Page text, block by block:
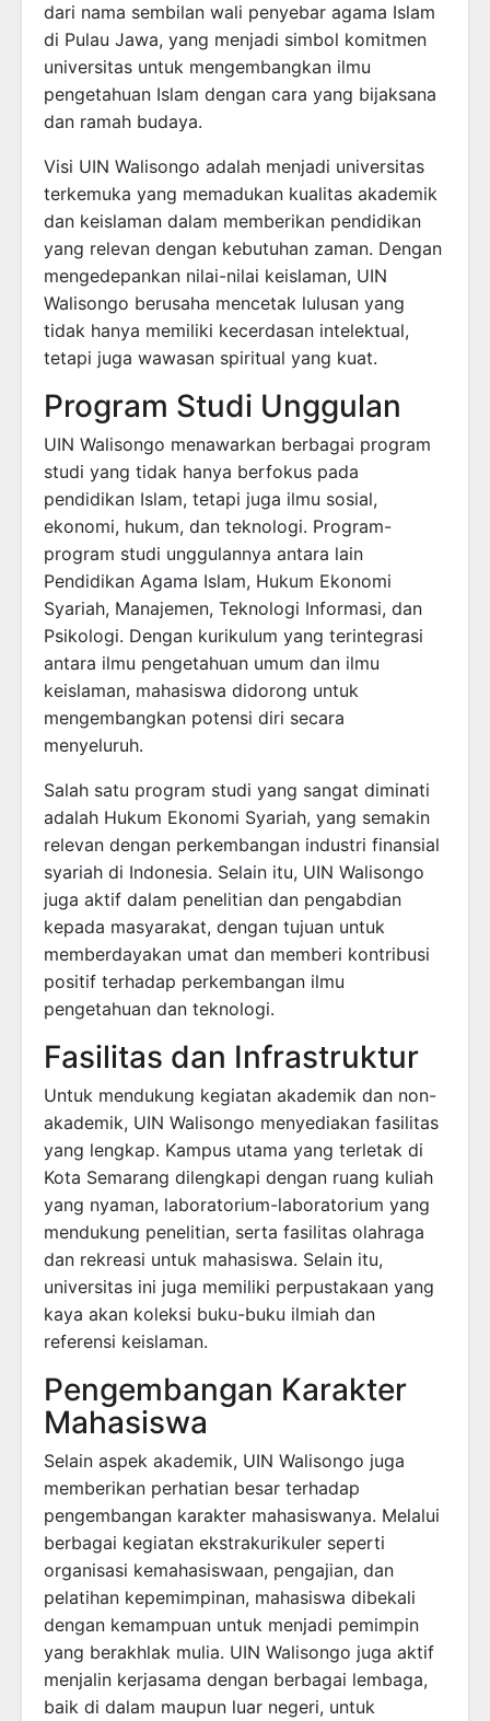
dari nama sembilan wali penyebar agama Islam
di Pulau Jawa, yang menjadi simbol komitmen
universitas untuk mengembangkan ilmu
pengetahuan Islam dengan cara yang bijaksana
dan ramah budaya.
Visi UIN Walisongo adalah menjadi universitas
terkemuka yang memadukan kualitas akademik
dan keislaman dalam memberikan pendidikan
yang relevan dengan kebutuhan zaman. Dengan
mengedepankan nilai-nilai keislaman, UIN
Walisongo berusaha mencetak lulusan yang
tidak hanya memiliki kecerdasan intelektual,
tetapi juga wawasan spiritual yang kuat.
Program Studi Unggulan
UIN Walisongo menawarkan berbagai program
studi yang tidak hanya berfokus pada
pendidikan Islam, tetapi juga ilmu sosial,
ekonomi, hukum, dan teknologi. Program-
program studi unggulannya antara lain
Pendidikan Agama Islam, Hukum Ekonomi
Syariah, Manajemen, Teknologi Informasi, dan
Psikologi. Dengan kurikulum yang terintegrasi
antara ilmu pengetahuan umum dan ilmu
keislaman, mahasiswa didorong untuk
mengembangkan potensi diri secara
menyeluruh.
Salah satu program studi yang sangat diminati
adalah Hukum Ekonomi Syariah, yang semakin
relevan dengan perkembangan industri finansial
syariah di Indonesia. Selain itu, UIN Walisongo
juga aktif dalam penelitian dan pengabdian
kepada masyarakat, dengan tujuan untuk
memberdayakan umat dan memberi kontribusi
positif terhadap perkembangan ilmu
pengetahuan dan teknologi.
Fasilitas dan Infrastruktur
Untuk mendukung kegiatan akademik dan non-
akademik, UIN Walisongo menyediakan fasilitas
yang lengkap. Kampus utama yang terletak di
Kota Semarang dilengkapi dengan ruang kuliah
yang nyaman, laboratorium-laboratorium yang
mendukung penelitian, serta fasilitas olahraga
dan rekreasi untuk mahasiswa. Selain itu,
universitas ini juga memiliki perpustakaan yang
kaya akan koleksi buku-buku ilmiah dan
referensi keislaman.
Pengembangan Karakter
Mahasiswa
Selain aspek akademik, UIN Walisongo juga
memberikan perhatian besar terhadap
pengembangan karakter mahasiswanya. Melalui
berbagai kegiatan ekstrakurikuler seperti
organisasi kemahasiswaan, pengajian, dan
pelatihan kepemimpinan, mahasiswa dibekali
dengan kemampuan untuk menjadi pemimpin
yang berakhlak mulia. UIN Walisongo juga aktif
menjalin kerjasama dengan berbagai lembaga,
baik di dalam maupun luar negeri, untuk